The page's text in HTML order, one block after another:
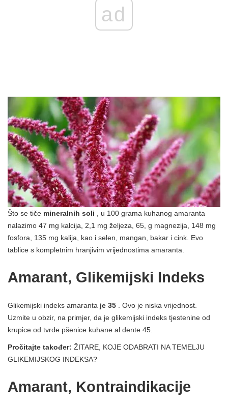
ad
Što se tiče mineralnih soli , u 100 grama kuhanog amaranta
nalazimo 47 mg kalcija, 2,1 mg željeza, 65, g magnezija, 148 mg
fosfora, 135 mg kalija, kao i selen, mangan, bakar i cink. Evo
tablice s kompletnim hranjivim vrijednostima amaranta.
Amarant, Glikemijski Indeks
Glikemijski indeks amaranta je 35 . Ovo je niska vrijednost.
Uzmite u obzir, na primjer, da je glikemijski indeks tjestenine od
krupice od tvrde pšenice kuhane al dente 45.
Pročitajte također: ŽITARE, KOJE ODABRATI NA TEMELJU
GLIKEMIJSKOG INDEKSA?
Amarant, Kontraindikacije